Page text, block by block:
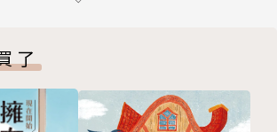
了